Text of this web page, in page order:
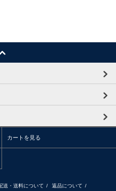
カートを見る
送・送料について / 返品について /